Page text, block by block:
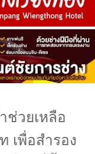
ช่วยเหลือ
เพื่อสำรอง